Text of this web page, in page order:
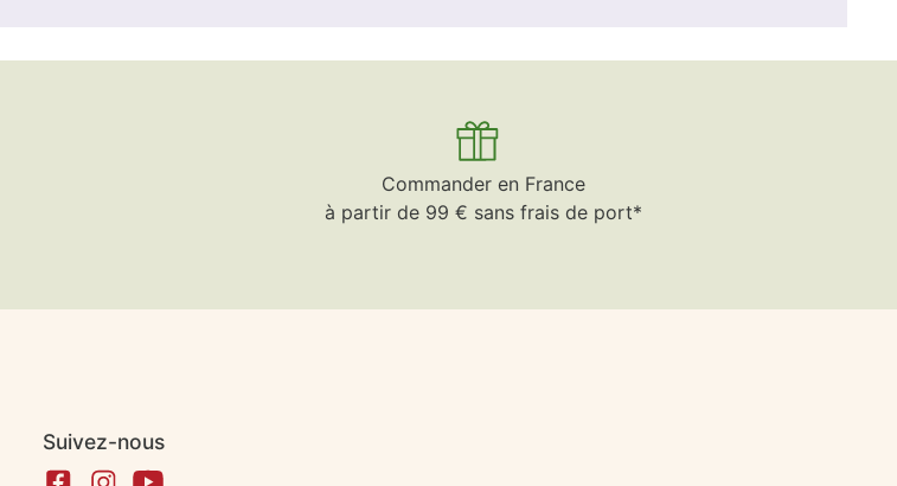
Commander en France
à partir de 99 € sans frais de port*
Suivez-nous